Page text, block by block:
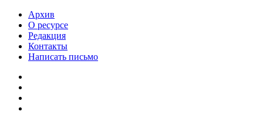
Архив
О ресурсе
Редакция
Контакты
Написать письмо